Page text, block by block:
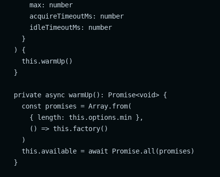
      max: number
      acquireTimeoutMs: number
      idleTimeoutMs: number
    }
  ) {
    this.warmUp()
  }
  private async warmUp(): Promise<void> {
    const promises = Array.from(
      { length: this.options.min },
      () => this.factory()
    )
    this.available = await Promise.all(promises)
  }